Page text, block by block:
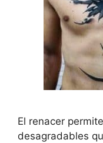
El renacer
desagradables